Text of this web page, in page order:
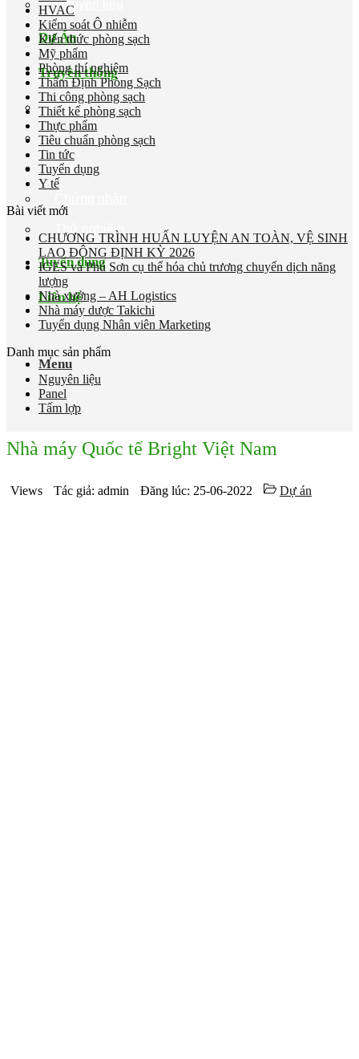
Nguyên liệu
Dự Án
Truyền thông
Tin tức
Tài liệu
Video
Thử nghiệm
Tuyển dụng
Liên hệ
Menu
HVAC
Kiểm soát Ô nhiễm
Kiến thức phòng sạch
Mỹ phẩm
Phòng thí nghiệm
Thẩm Định Phòng Sạch
Thi công phòng sạch
Thiết kế phòng sạch
Thực phẩm
Tiêu chuẩn phòng sạch
Tin tức
Tuyển dụng
Y tế
Bài viết mới
CHƯƠNG TRÌNH HUẤN LUYỆN AN TOÀN, VỆ SINH
LAO ĐỘNG ĐỊNH KỲ 2026
IGES và Phú Sơn cụ thể hóa chủ trương chuyển dịch năng
lượng
Nhà xưởng – AH Logistics
Nhà máy dược Takichi
Tuyển dụng Nhân viên Marketing
Danh mục sản phẩm
Nguyên liệu
Panel
Tấm lợp
Nhà máy Quốc tế Bright Việt Nam
Views Tác giả: admin Đăng lúc: 25-06-2022 Dự án